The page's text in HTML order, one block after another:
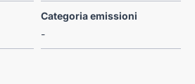
Categoria emissioni
-